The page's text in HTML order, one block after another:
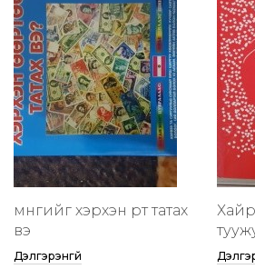
мөнгийг хэрхэн өөртөө татах
вэ
Дэлгэрэнгүй